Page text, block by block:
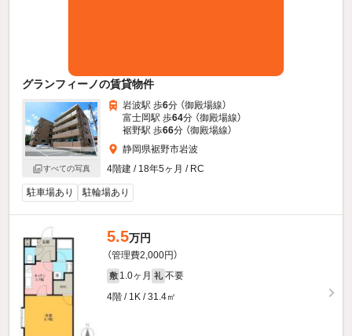
グランフィーノの賃貸物件
すべての写真
岩波駅 歩6分 （御殿場線）
富士岡駅 歩64分 （御殿場線）
裾野駅 歩66分 （御殿場線）
静岡県裾野市岩波
4階建 / 18年5ヶ月 / RC
駐車場あり 駐輪場あり
5.5万円
（管理費2,000円）
敷 1.0ヶ月 礼 不要
4階 / 1K / 31.4㎡